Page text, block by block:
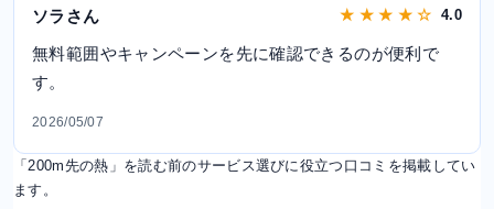
ソラさん ★ ★ ★ ★ ☆ 4.0
無料範囲やキャンペーンを先に確認できるのが便利で
す。
2026/05/07
「200m先の熱」を読む前のサービス選びに役立つ口コミを掲載してい
ます。